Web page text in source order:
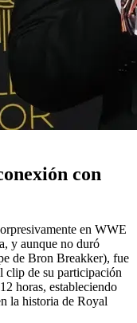
con
en WWE
y aunque no duró
de Bron Breakker), fue
clip de su participación
horas, estableciendo
la historia de Royal